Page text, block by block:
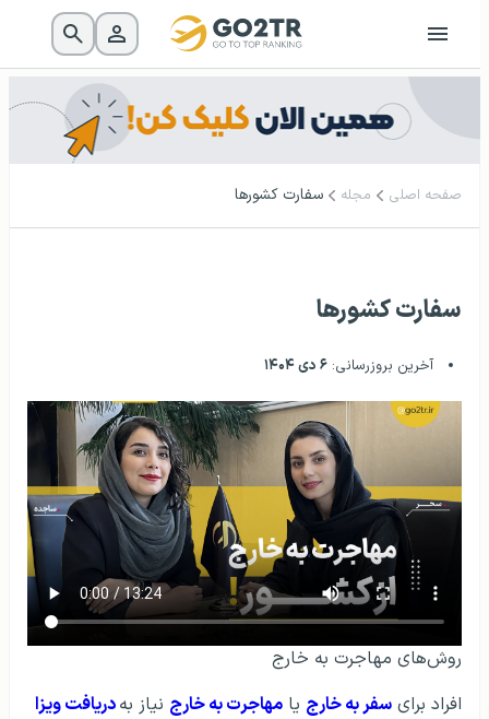
صفحه اصلی مجله سفارت کشورها
سفارت کشورها
آخرین بروزرسانی: ۶ دی ۱۴۰۴
روش‌های مهاجرت به خارج
افراد برای سفر به خارج یا مهاجرت به خارج نیاز بهدریافت ویزا